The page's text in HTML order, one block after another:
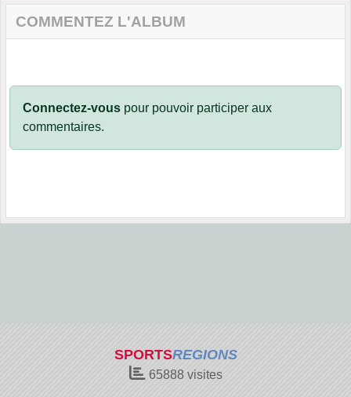
COMMENTEZ L'ALBUM
Connectez-vous pour pouvoir participer aux
commentaires.
SPORTSREGIONS
65888visites